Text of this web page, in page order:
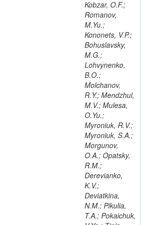
Kobzar, O.F.;
Romanov,
M.Yu.;
Kononets, V.P.;
Bohuslavsky,
M.G.;
Lohvynenko,
B.O.;
Molchanov,
R.Y.; Mendzhul,
M.V.; Mulesa,
O.Yu.;
Myroniuk, R.V.;
Myroniuk, S.A.;
Morgunov,
O.A.; Opatsky,
R.M.;
Derevianko,
K.V.;
Deviatkina,
N.M.; Pikulia,
T.A.; Pokaichuk,